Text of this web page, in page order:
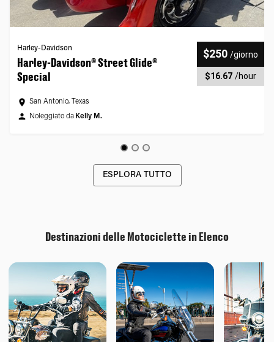
Harley-Davidson
Harley-Davidson® Street Glide®
Special
$250 /giorno
$16.67 /hour
San Antonio, Texas
Noleggiato da Kelly M.
ESPLORA TUTTO
Destinazioni delle Motociclette in Elenco